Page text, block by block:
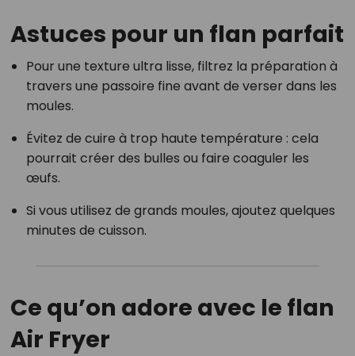
Astuces pour un flan parfait
Pour une texture ultra lisse, filtrez la préparation à
travers une passoire fine avant de verser dans les
moules.
Évitez de cuire à trop haute température : cela
pourrait créer des bulles ou faire coaguler les
œufs.
Si vous utilisez de grands moules, ajoutez quelques
minutes de cuisson.
Ce qu’on adore avec le flan
Air Fryer